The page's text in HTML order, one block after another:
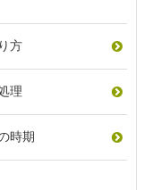
方
理
時期